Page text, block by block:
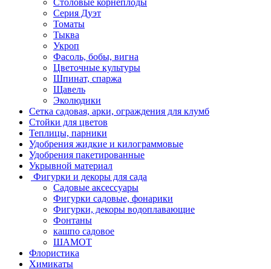
Серия Дуэт
Томаты
Тыква
Укроп
Фасоль, бобы, вигна
Цветочные культуры
Шпинат, спаржа
Щавель
Эколюдики
Сетка садовая, арки, ограждения для клумб
Стойки для цветов
Теплицы, парники
Удобрения жидкие и килограммовые
Удобрения пакетированные
Укрывной материал
Фигурки и декоры для сада
Садовые аксессуары
Фигурки садовые, фонарики
Фигурки, декоры водоплавающие
Фонтаны
кашпо садовое
ШАМОТ
Флористика
Химикаты